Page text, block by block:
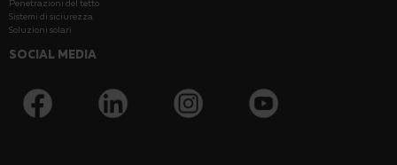
Penetrazioni del tetto
Sistemi di siciurezza
Soluzioni solari
SOCIAL MEDIA